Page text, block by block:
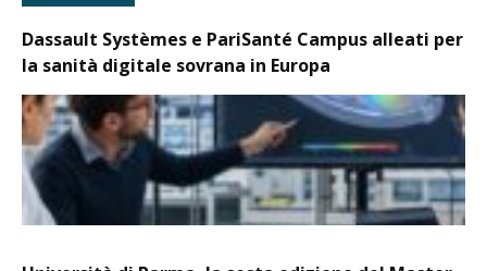
Dassault Systèmes e PariSanté Campus alleati per
la sanità digitale sovrana in Europa